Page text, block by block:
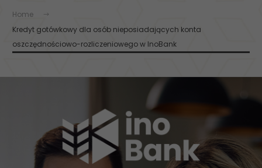
Home
Kredyt gotówkowy dla osób nieposiadających konta
oszczędnościowo-rozliczeniowego w InoBank